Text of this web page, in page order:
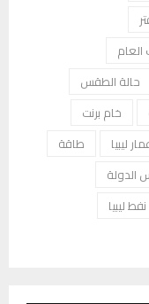
العام
حالة الطقس
خام برنت
ليبيا
طاقة
الدولة
نفط ليبيا